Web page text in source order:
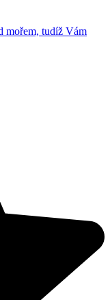
mořem, tudíž Vám